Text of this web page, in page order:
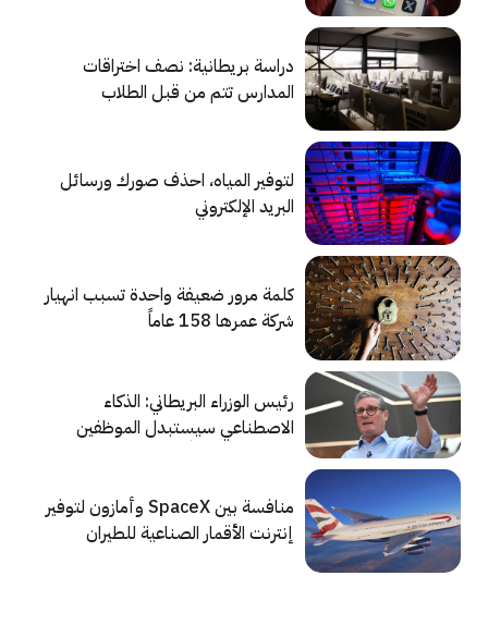
دراسة بريطانية: نصف اختراقات
المدارس تتم من قبل الطلاب
لتوفير المياه، احذف صورك ورسائل
البريد الإلكتروني
كلمة مرور ضعيفة واحدة تسبب انهيار
شركة عمرها 158 عاماً
رئيس الوزراء البريطاني: الذكاء
الاصطناعي سيستبدل الموظفين
منافسة بين SpaceX وأمازون لتوفير
إنترنت الأقمار الصناعية للطيران